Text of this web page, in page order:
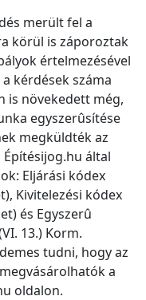
merült fel a
körül is záporoztak
értelmezésével
kérdések száma
is növekedett még,
egyszerûsítése
megküldték az
által
Eljárási kódex
Kivitelezési kódex
és Egyszerû
13.) Korm.
tudni, hogy az
a
oldalon.